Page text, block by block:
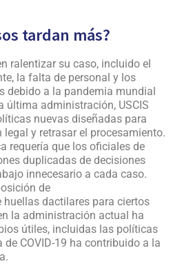
tardan más?
ralentizar su caso, incluido el
la falta de personal y los
debido a la pandemia mundial
última administración, USCIS
nuevas diseñadas para
y retrasar el procesamiento.
requería que los oficiales de
duplicadas de decisiones
innecesario a cada caso.
de
huellas dactilares para ciertos
la administración actual ha
útiles, incluidas las políticas
COVID-19 ha contribuido a la